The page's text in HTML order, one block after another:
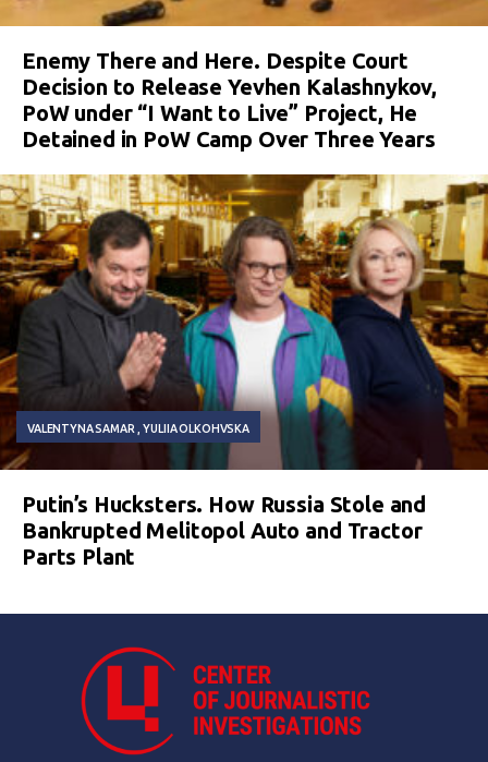
Enemy There and Here. Despite Court
Decision to Release Yevhen Kalashnykov,
PoW under “I Want to Live” Project, He
Detained in PoW Camp Over Three Years
VALENTYNA SAMAR YULIIA OLKOHVSKA
Putin’s Hucksters. How Russia Stole and
Bankrupted Melitopol Auto and Tractor
Parts Plant